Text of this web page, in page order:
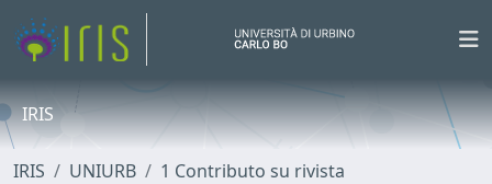
IRIS
IRIS UNIURB
1 Contributo su rivista